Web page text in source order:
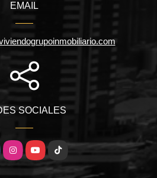
EMAIL
SOCIALES
InstagramYouTubeTikTok